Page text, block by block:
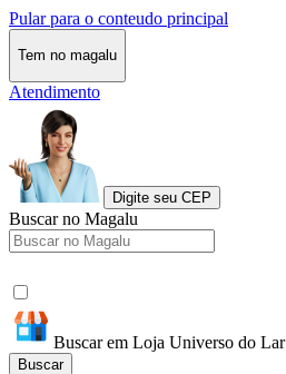
Pular para o conteudo principal
Tem no magalu
Atendimento
Digite seu CEP
Buscar no Magalu
Buscar em Loja Universo do Lar
Buscar